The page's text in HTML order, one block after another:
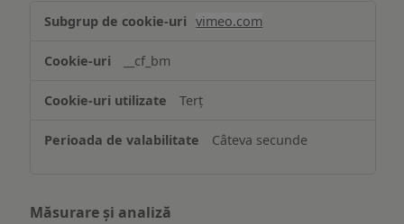
Asigurarea
funcționalităților
website-
ului
vimeo.com
__cf_bm
Terț
Câteva secunde
Măsurare și analiză